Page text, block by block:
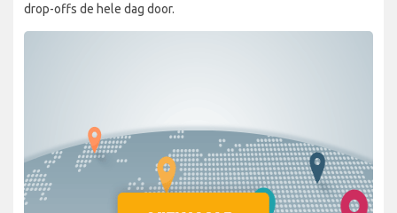
drop-offs de hele dag door.